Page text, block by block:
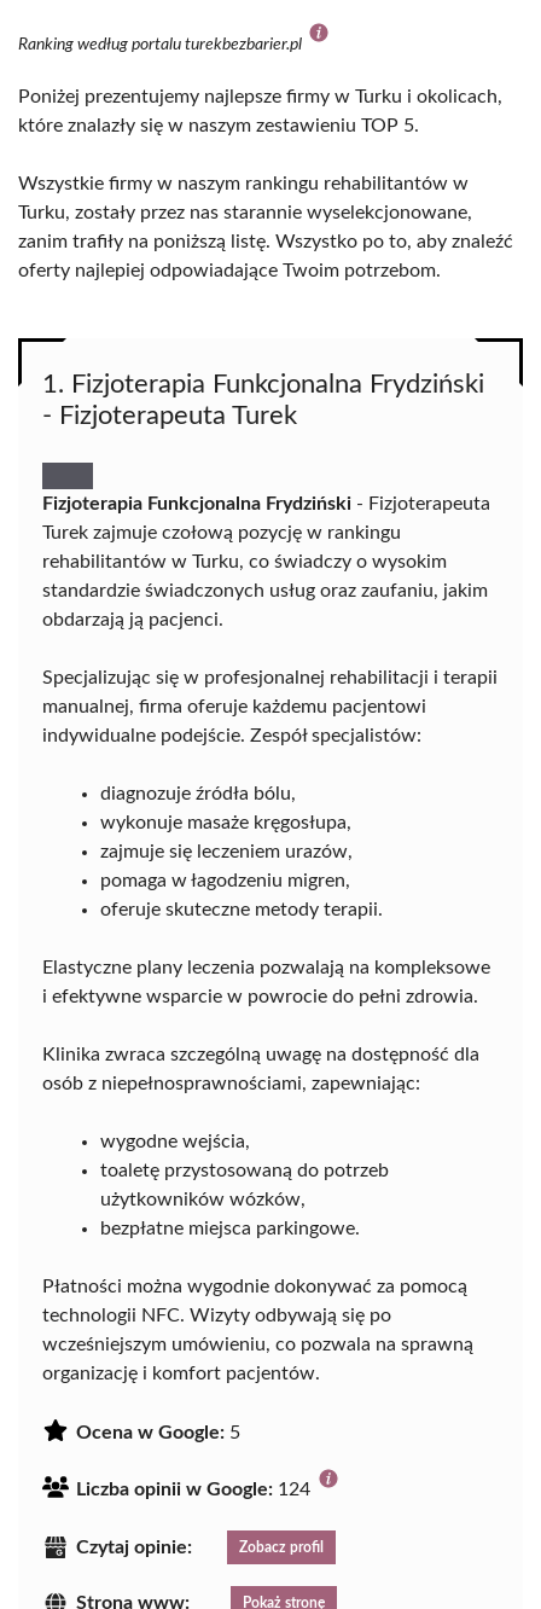
Ranking według portalu turekbezbarier.pl
Poniżej prezentujemy najlepsze firmy w Turku i okolicach,
które znalazły się w naszym zestawieniu TOP 5.
Wszystkie firmy w naszym rankingu rehabilitantów w
Turku, zostały przez nas starannie wyselekcjonowane,
zanim trafiły na poniższą listę. Wszystko po to, aby znaleźć
oferty najlepiej odpowiadające Twoim potrzebom.
1. Fizjoterapia Funkcjonalna Frydziński
- Fizjoterapeuta Turek
Fizjoterapia Funkcjonalna Frydziński - Fizjoterapeuta
Turek zajmuje czołową pozycję w rankingu
rehabilitantów w Turku, co świadczy o wysokim
standardzie świadczonych usług oraz zaufaniu, jakim
obdarzają ją pacjenci.
Specjalizując się w profesjonalnej rehabilitacji i terapii
manualnej, firma oferuje każdemu pacjentowi
indywidualne podejście. Zespół specjalistów:
diagnozuje źródła bólu,
wykonuje masaże kręgosłupa,
zajmuje się leczeniem urazów,
pomaga w łagodzeniu migren,
oferuje skuteczne metody terapii.
Elastyczne plany leczenia pozwalają na kompleksowe
i efektywne wsparcie w powrocie do pełni zdrowia.
Klinika zwraca szczególną uwagę na dostępność dla
osób z niepełnosprawnościami, zapewniając:
wygodne wejścia,
toaletę przystosowaną do potrzeb
użytkowników wózków,
bezpłatne miejsca parkingowe.
Płatności można wygodnie dokonywać za pomocą
technologii NFC. Wizyty odbywają się po
wcześniejszym umówieniu, co pozwala na sprawną
organizację i komfort pacjentów.
Ocena w Google: 5
Liczba opinii w Google: 124
Czytaj opinie: Zobacz profil
Strona www: Pokaż stronę